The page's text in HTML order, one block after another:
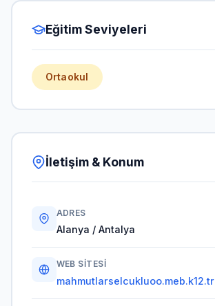
Eğitim Seviyeleri
Ortaokul
İletişim & Konum
ADRES
Alanya / Antalya
WEB SITESI
mahmutlarselcukluoo.meb.k12.tr